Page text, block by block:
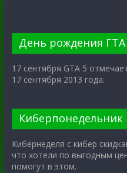
День рождения ГТА
17 сентября GTA 5
17 сентября 2013 года.
Киберпонедельник
Кибернеделя с кибер
что хотели по выгодным
помогут в этом.